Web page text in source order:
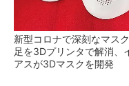
新型コロナで深刻なマス
足を3Dプリンタで解消、
アスが3Dマスクを開発